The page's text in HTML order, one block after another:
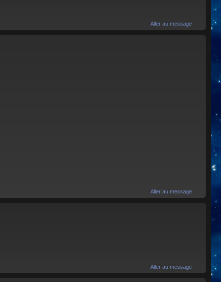
Aller au message
Aller au message
Aller au message